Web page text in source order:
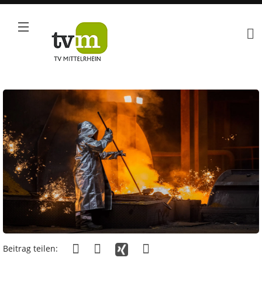
Beitrag teilen: